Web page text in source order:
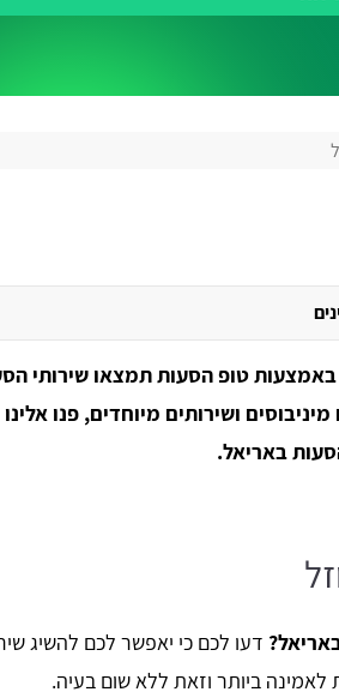
באמצעות טופ הסעות תמצאו שירותי
ושירותים מיוחדים, פנו
באריאל.
דעו לכם כי יאפשר לכם להשיג
ביותר וזאת ללא שום בעיה.